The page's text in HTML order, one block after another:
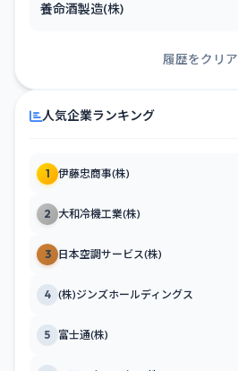
養命酒製造(株)
履歴をクリア
人気企業ランキング
1 伊藤忠商事(株)
2 大和冷機工業(株)
3 日本空調サービス(株)
4 (株)ジンズホールディングス
5 富士通(株)